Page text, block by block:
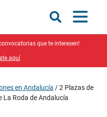
que te interesen!
aquí
en Andalucía /2 Plazas de
La Roda de Andalucía